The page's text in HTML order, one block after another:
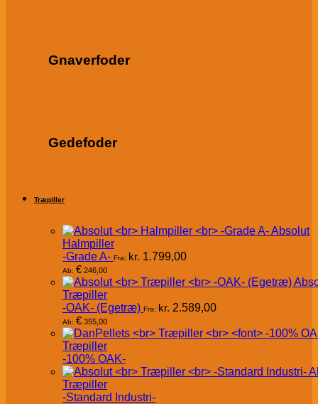
Gnaverfoder
Gedefoder
Træpiller
Absolut
Halmpiller
-Grade A- Fra: kr. 1.799,00
Ab: € 246,00
Træpiller
-OAK- (Egetræ) Fra: kr. 2.589,00
Ab: € 355,00
Træpiller
-100% OAK-
Træpiller
-Standard Industri-